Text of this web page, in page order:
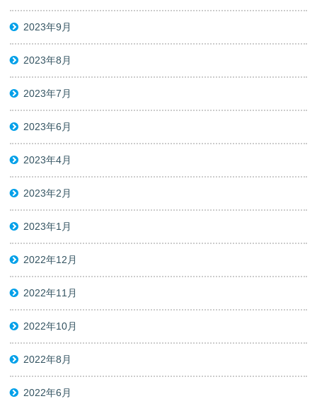
2023年9月
2023年8月
2023年7月
2023年6月
2023年4月
2023年2月
2023年1月
2022年12月
2022年11月
2022年10月
2022年8月
2022年6月